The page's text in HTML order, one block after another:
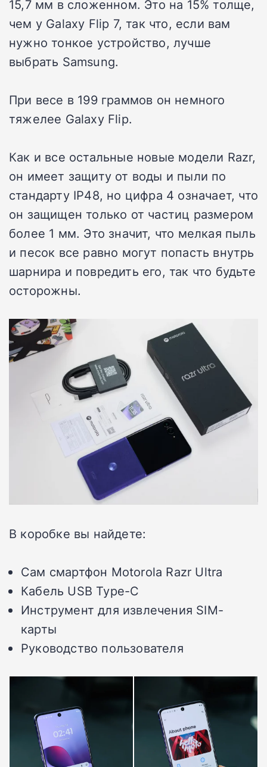
15,7 мм в сложенном. Это на 15% толще,
чем у Galaxy Flip 7, так что, если вам
нужно тонкое устройство, лучше
выбрать Samsung.
При весе в 199 граммов он немного
тяжелее Galaxy Flip.
Как и все остальные новые модели Razr,
он имеет защиту от воды и пыли по
стандарту IP48, но цифра 4 означает, что
он защищен только от частиц размером
более 1 мм. Это значит, что мелкая пыль
и песок все равно могут попасть внутрь
шарнира и повредить его, так что будьте
осторожны.
В коробке вы найдете:
Сам смартфон Motorola Razr Ultra
Кабель USB Type-C
Инструмент для извлечения SIM-
карты
Руководство пользователя